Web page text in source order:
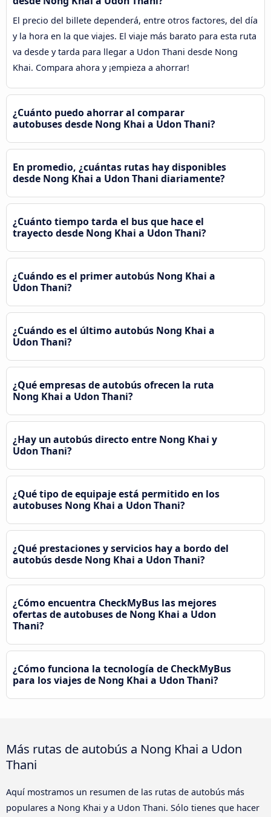
El precio del billete dependerá, entre otros factores, del día
y la hora en la que viajes. El viaje más barato para esta ruta
va desde y tarda para llegar a Udon Thani desde Nong
Khai. Compara ahora y ¡empieza a ahorrar!
¿Cuánto puedo ahorrar al comparar
autobuses desde Nong Khai a Udon Thani?
En promedio, ¿cuántas rutas hay disponibles
desde Nong Khai a Udon Thani diariamente?
¿Cuánto tiempo tarda el bus que hace el
trayecto desde Nong Khai a Udon Thani?
¿Cuándo es el primer autobús Nong Khai a
Udon Thani?
¿Cuándo es el último autobús Nong Khai a
Udon Thani?
¿Qué empresas de autobús ofrecen la ruta
Nong Khai a Udon Thani?
¿Hay un autobús directo entre Nong Khai y
Udon Thani?
¿Qué tipo de equipaje está permitido en los
autobuses Nong Khai a Udon Thani?
¿Qué prestaciones y servicios hay a bordo del
autobús desde Nong Khai a Udon Thani?
¿Cómo encuentra CheckMyBus las mejores
ofertas de autobuses de Nong Khai a Udon
Thani?
¿Cómo funciona la tecnología de CheckMyBus
para los viajes de Nong Khai a Udon Thani?
Más rutas de autobús a Nong Khai a Udon
Thani
Aquí mostramos un resumen de las rutas de autobús más
populares a Nong Khai y a Udon Thani. Sólo tienes que hacer